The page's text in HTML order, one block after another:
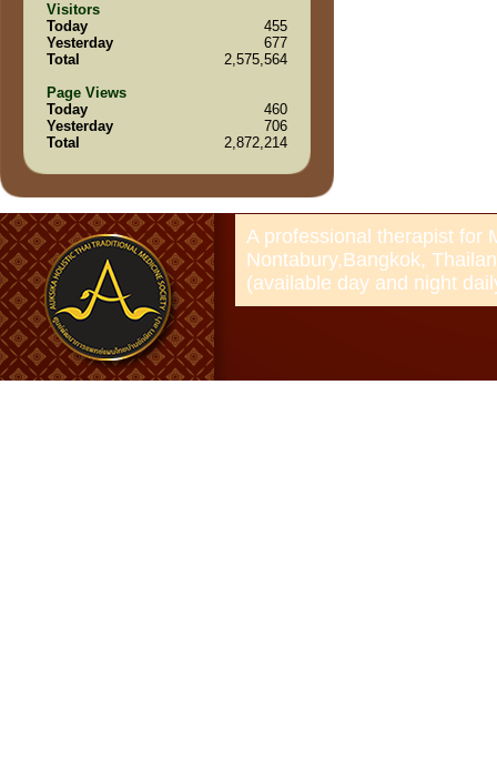
Visitors
Today
455
Yesterday
677
Total
2,575,564
Page Views
Today
460
Yesterday
706
Total
2,872,214
A professional therapist for
Nontabury,Bangkok,
(available day and night